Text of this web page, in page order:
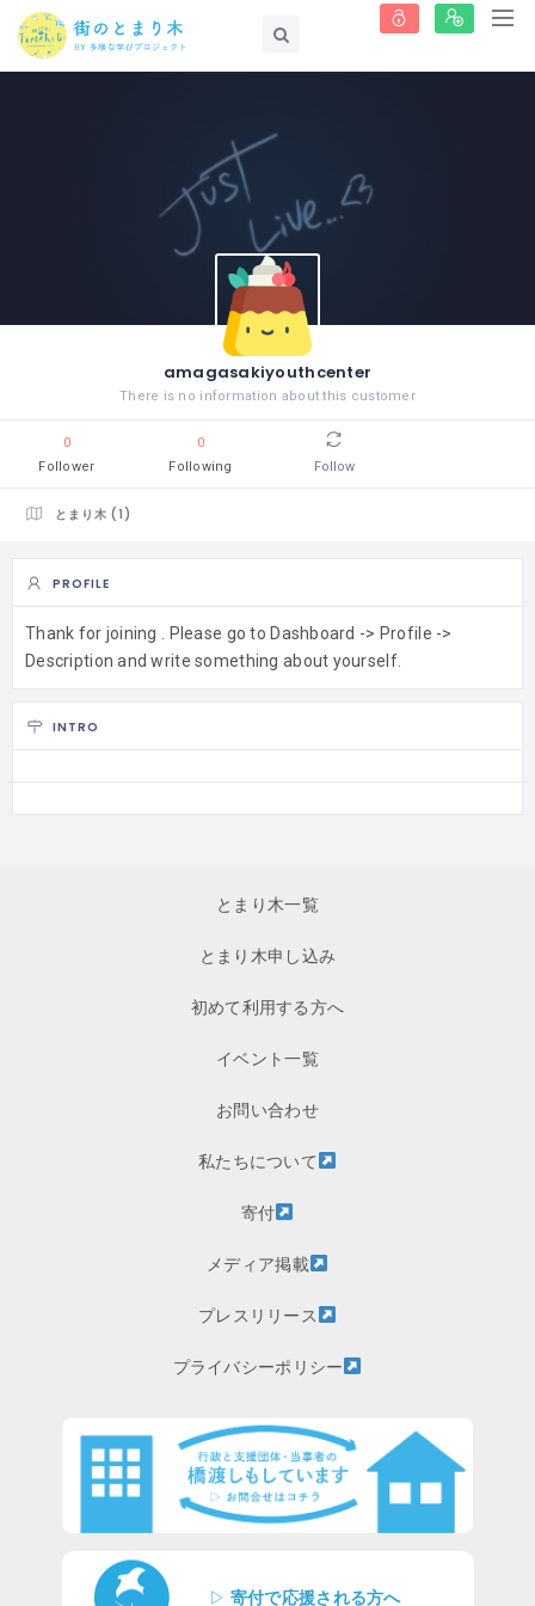
amagasakiyouthcenter
There is no information about this customer
0
Follower
0
Following
Follow
とまり木 (1)
PROFILE
Thank for joining . Please go to Dashboard -> Profile ->
Description and write something about yourself.
INTRO
とまり木一覧
とまり木申し込み
初めて利用する方へ
イベント一覧
お問い合わせ
私たちについて
寄付
メディア掲載
プレスリリース
プライバシーポリシー
▷ 寄付で応援される方へ